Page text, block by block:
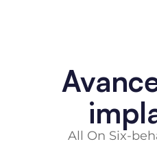
All On Six-